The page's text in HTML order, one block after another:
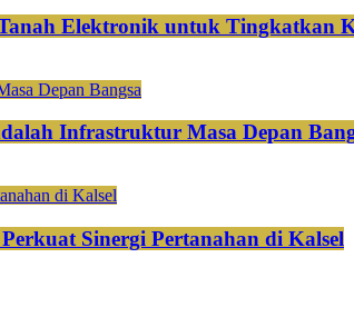
Elektronik untuk Tingkatkan
Infrastruktur Masa Depan
Sinergi Pertanahan di Kalsel